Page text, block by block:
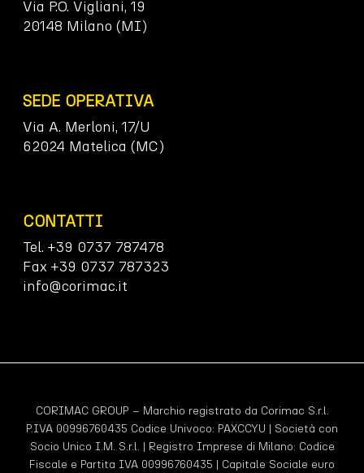
Via P.O. Vigliani, 19
20148 Milano (MI)
SEDE OPERATIVA
Via A. Merloni, 17/U
62024 Matelica (MC)
CONTATTI
Tel. +39 0737 787478
Fax +39 0737 787323
info@corimac.it
CORIMAC GROUP – Marchio registrato da Corimac S.r.l.
P.IVA 00996760435 Codice Univoco: PAXCCYU | Società con
Socio Unico I.M. S.r.l. | Registro Imprese di Milano: Codice
Fiscale e Partita IVA 00996760435 | Capitale Sociale euro